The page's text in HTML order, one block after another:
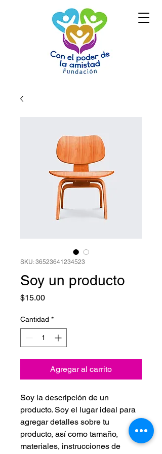
SKU: 36523641234523
Soy un producto
$15.00Precio
Cantidad *
Agregar al carrito
Soy la descripción de un
producto. Soy el lugar ideal para
agregar detalles sobre tu
producto, así como tamaño,
materiales, instrucciones de